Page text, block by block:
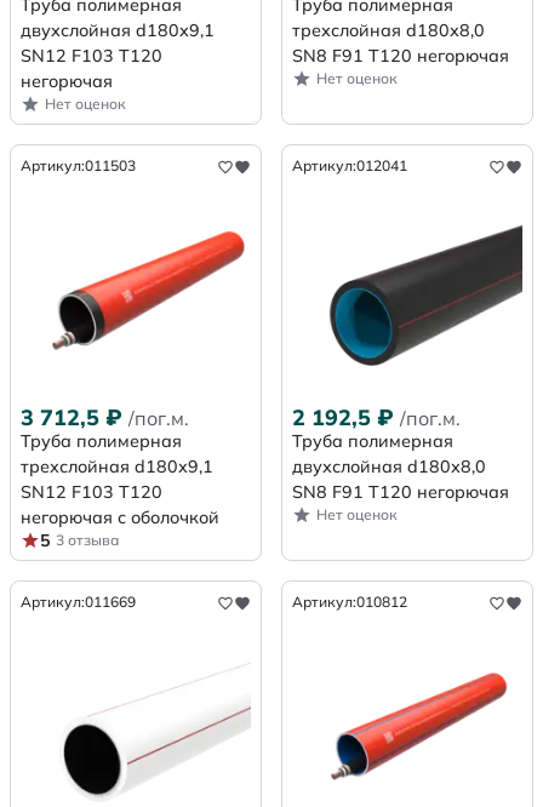
Труба полимерная
двухслойная d180х9,1
SN12 F103 Т120
негорючая
Нет оценок
Труба полимерная
трехслойная d180х8,0
SN8 F91 Т120 негорючая
Нет оценок
Артикул:011503
3 712,5 ₽ /пог.м.
Труба полимерная
трехслойная d180х9,1
SN12 F103 Т120
негорючая с оболочкой
5 3 отзыва
Артикул:012041
2 192,5 ₽ /пог.м.
Труба полимерная
двухслойная d180х8,0
SN8 F91 Т120 негорючая
Нет оценок
Артикул:011669 Артикул:010812